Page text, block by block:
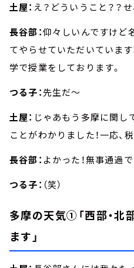
土屋： え？どういうこと？？せ
長谷部：仰々しいんですけど
てやらせていただいています
学で授業をしております。
つる子：先生だ～
土屋： じゃあもう多摩に関し
ことがわかりました！一応、
長谷部： よかった！無事通過で
つる子： （笑）
多摩の天気①「西部・北
ます」